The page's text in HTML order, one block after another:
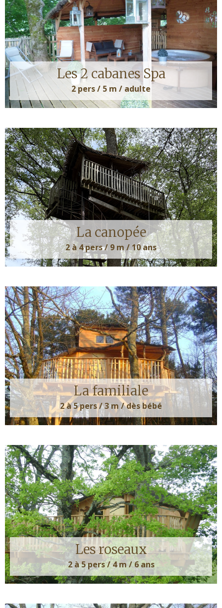
Les 2 cabanes Spa
2 pers / 5 m / adulte
La canopée
2 à 4 pers / 9 m / 10 ans
La familiale
2 à 5 pers / 3 m / dès bébé
Les roseaux
2 à 5 pers / 4 m / 6 ans